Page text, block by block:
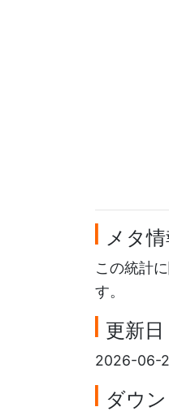
メタ
この統計
す。
更新日
2026-06-
ダウ